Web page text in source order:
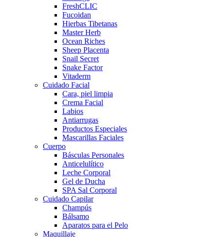
FreshCLIC
Fucoidan
Hierbas Tibetanas
Master Herb
Ocean Riches
Sheep Placenta
Snail Secret
Snake Factor
Vitaderm
Cuidado Facial
Cara, piel limpia
Crema Facial
Labios
Antiarrugas
Productos Especiales
Mascarillas Faciales
Cuerpo
Básculas Personales
Anticelulítico
Leche Corporal
Gel de Ducha
SPA Sal Corporal
Cuidado Capilar
Champús
Bálsamo
Aparatos para el Pelo
Maquillaje